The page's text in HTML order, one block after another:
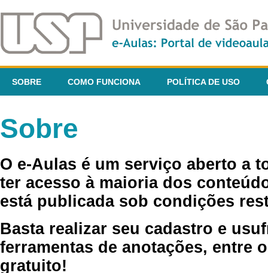
SOBRE COMO FUNCIONA POLÍTICA DE USO
Sobre
O e-Aulas é um serviço aberto a
ter acesso à maioria dos
está publicada sob condições
Basta realizar seu cadastro e
ferramentas de anotações, entre
gratuito!